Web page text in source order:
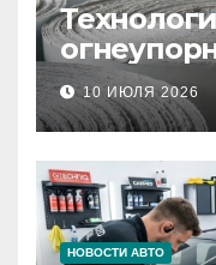
картона
волокна
10 ИЮЛЯ 2026
НОВОСТИ АВТО